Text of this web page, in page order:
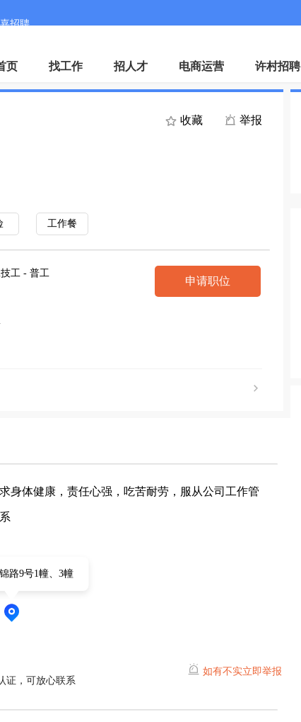
招聘
手机客户端 微信
页 找工作 招人才 电商运营 许村招聘
收藏 举报
工作餐
工 - 普工
申请职位
身体健康，责任心强，吃苦耐劳，服从公司工作管
路9号1幢、3幢
证，可放心联系
如有不实立即举报